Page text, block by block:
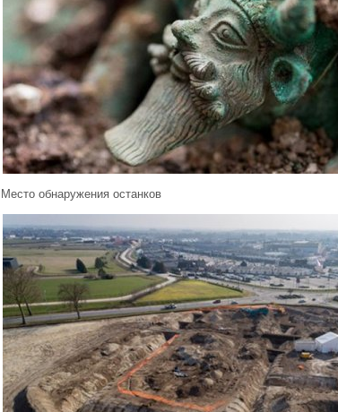
Место обнаружения останков